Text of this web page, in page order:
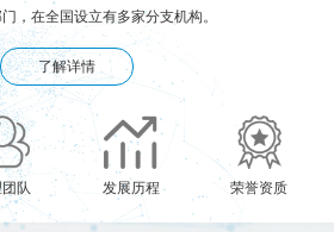
，在全国设立有多家分支机构。
了解详情
队 发展历程 荣誉资质